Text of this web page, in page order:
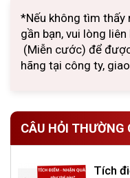
*Nếu không tìm thấy
gần bạn, vui lòng
(Miễn cước) để
hãng tại công ty,
CÂU HỎI THƯỜNG
Tích